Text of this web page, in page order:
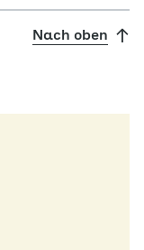
Nach oben